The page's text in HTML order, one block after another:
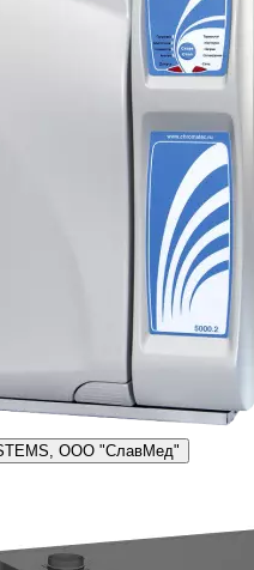
ООО "СлавМед"